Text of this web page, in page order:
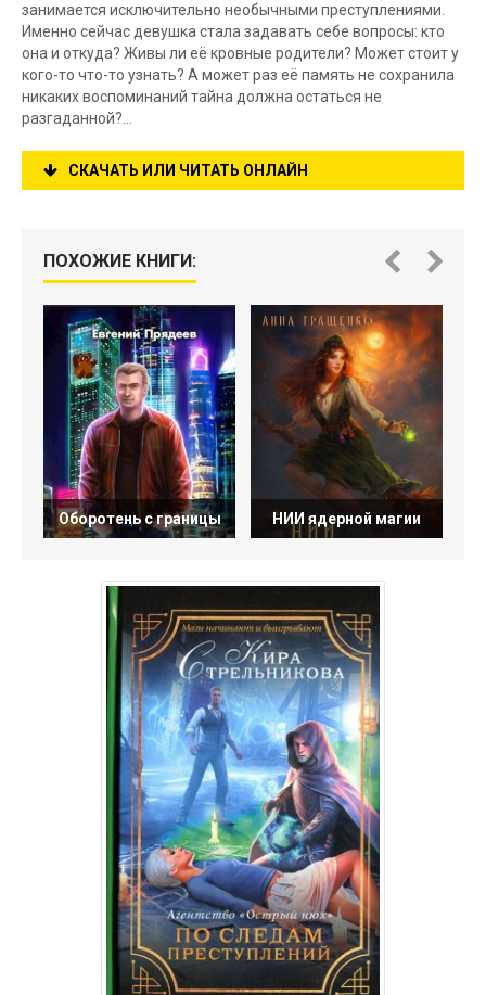
занимается исключительно необычными преступлениями.
Именно сейчас девушка стала задавать себе вопросы: кто
она и откуда? Живы ли её кровные родители? Может стоит у
кого-то что-то узнать? А может раз её память не сохранила
никаких воспоминаний тайна должна остаться не
разгаданной?...
СКАЧАТЬ ИЛИ ЧИТАТЬ ОНЛАЙН
ПОХОЖИЕ КНИГИ:
Оборотень с границы НИИ ядерной магии